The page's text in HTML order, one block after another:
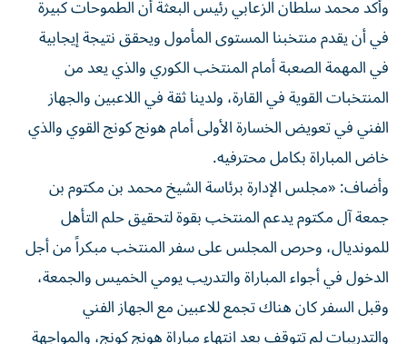
وأكد محمد سلطان الزعابي رئيس البعثة أن الطموحات كبيرة
في أن يقدم منتخبنا المستوى المأمول ويحقق نتيجة إيجابية
في المهمة الصعبة أمام المنتخب الكوري والذي يعد من
المنتخبات القوية في القارة، ولدينا ثقة في اللاعبين والجهاز
الفني في تعويض الخسارة الأولى أمام هونج كونج القوي والذي
خاض المباراة بكامل محترفيه.
وأضاف: «مجلس الإدارة برئاسة الشيخ محمد بن مكتوم بن
جمعة آل مكتوم يدعم المنتخب بقوة لتحقيق حلم التأهل
للمونديال، وحرص المجلس على سفر المنتخب مبكراً من أجل
الدخول في أجواء المباراة والتدريب يومي الخميس والجمعة،
وقبل السفر كان هناك تجمع للاعبين مع الجهاز الفني